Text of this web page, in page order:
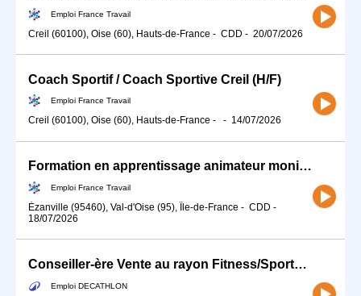
Emploi France Travail
Creil (60100), Oise (60), Hauts-de-France - CDD - 20/07/2026
Coach Sportif / Coach Sportive Creil (H/F)
Emploi France Travail
Creil (60100), Oise (60), Hauts-de-France - - 14/07/2026
Formation en apprentissage animateur moniteur d'équitation (H/F)
Emploi France Travail
Ézanville (95460), Val-d'Oise (95), Île-de-France - CDD -
18/07/2026
Conseiller-ère Vente au rayon Fitness/Sports de combats du 15 aout au 10 octobre
Emploi DECATHLON